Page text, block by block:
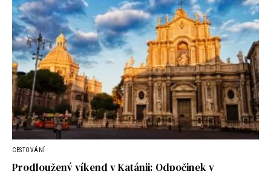
CESTOVÁNÍ
Prodloužený víkend v Katánii: Odpočinek v